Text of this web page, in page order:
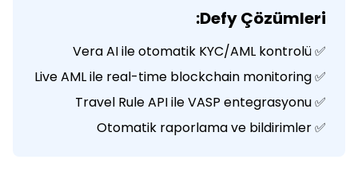
Defy Çözümleri:
✅ Vera AI ile otomatik KYC/AML kontrolü
✅ Live AML ile real-time blockchain monitoring
✅ Travel Rule API ile VASP entegrasyonu
✅ Otomatik raporlama ve bildirimler